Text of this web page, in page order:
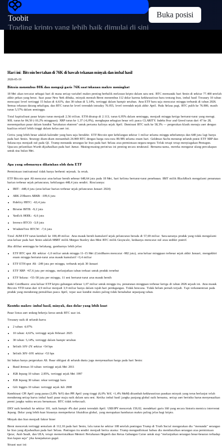
Toobit
Trading kripto yang lebih baik dimulai di sini
Buka posisi
Hari ini: Bitcoin bertahan di 76K di bawah tekanan minyak dan imbal hasil
2026-05-19
Bitcoin menembus 80K dan menguji garis 76K saat tekanan makro meningkat
18 Mei akan tercatat sebagai hari di mana setiap variabel makro penting berbalik melawan kripto dalam satu sesi. BTC memasuki hari Senin di sekitar 77.400 setelah
akhir pekan yang berat. Saat pasar New York dibuka, minyak mentah Brent menembus 112 dolar karena kekhawatiran baru tentang Iran, imbal hasil Treasury 10 tahun
mencapai level tertinggi 15 bulan di 4,61%, dan 30 tahun di 5,14%, tertinggi dalam hampir setahun. Arus ETF baru saja mencatat minggu terburuk di tahun 2026.
Semua tekanan datang sekaligus, dan BTC turun ke level terendah intraday 76.055, level terendah sejak akhir April. Pada Selasa pagi, BTC pulih ke 76.800, masih
turun 5,57% dalam seminggu.
Total kapitalisasi pasar kripto turun menjadi 2,56 triliun. ETH ditutup di 2.113, turun 6,95% dalam seminggu, menjadi minggu ketiga berturut-turut yang merugi.
SOL turun ke 84,50 (-10,2% mingguan). XRP turun ke 1,37 (-6,0%), menghapus sebagian besar reli pasca CLARITY. Indeks Fear and Greed turun dari 47 ke 28,
menempatkan pasar dalam kondisi "ketakutan ekstrem" untuk pertama kalinya sejak April. Dominasi BTC naik ke 58,3% — pergerakan klasik menuju aset dengan
kualitas relatif lebih tinggi dalam kelas aset ini.
Cerita yang lebih besar adalah kalender yang baru saja berakhir. ETF Bitcoin spot kehilangan sekitar 1 miliar selama minggu sebelumnya dan 648 juta lagi hanya
pada hari Senin. Strategy diam-diam menambah 24.869 BTC dengan harga rata-rata 80.985 selama enam hari. Goldman Sachs menutup seluruh posisi ETF XRP dan
Solana-nya menjadi nol pada Q1. Trump menunda serangan ke Iran pada hari Selasa atas permintaan negara-negara Teluk tetapi tetap menyiagakan Pentagon.
Upacara pelantikan Warsh dijadwalkan pada hari Jumat. Masing-masing peristiwa ini penting secara struktural. Bersama-sama, mereka mengatur ulang percakapan
untuk sisa bulan Mei.
Apa yang sebenarnya dikatakan oleh data ETF
Permintaan institusional tidak hanya berhenti sejenak. Ia retak.
ETF Bitcoin spot AS mencatat arus keluar bersih sebesar 648,64 juta pada 18 Mei, hari kelima berturut-turut penebusan. IBIT milik BlackRock mengalami penurunan
harian terbesar sejak peluncuran, kehilangan 448,4 juta sendiri. Rinciannya:
IBIT: -448,4 juta (arus keluar harian terbesar sejak peluncuran Januari 2024)
ARK 21Shares ARKB: -109,6 juta
Fidelity FBTC: -63,4 juta
Bitwise BITB: -9,2 juta
VanEck HODL: -6,6 juta
Invesco BTCO: -3,8 juta
WisdomTree BTCW: -7,6 juta
Total AUM ETF turun kembali ke 100,49 miliar. Arus masuk bersih kumulatif sejak peluncuran berada di 57,69 miliar. Satu-satunya produk yang tidak mengalami
arus keluar pada hari Senin adalah MSBT milik Morgan Stanley dan Mini BTC milik Grayscale, keduanya mencatat nol atau sedikit positif.
Jika dilihat seminggu ke belakang, gambarnya lebih jelas:
ETF BTC spot AS: sekitar -1,0 miliar untuk minggu 11–15 Mei (CoinShares mencatat -982 juta), arus keluar mingguan terbesar sejak akhir Januari, mengakhiri
enam minggu berturut-turut arus masuk kumulatif +3,4 miliar
ETF ETH spot AS: -249 juta per minggu, terburuk sejak 30 Januari
ETF XRP: +67,6 juta per minggu, melanjutkan tahun terkuat untuk produk tersebut
ETF Solana: +55–58 juta per minggu, 11 sesi berturut-turut arus masuk bersih
Judul CoinShares: arus keluar ETP kripto gabungan sebesar 1,07 miliar untuk minggu itu, penurunan mingguan terbesar ketiga di tahun 2026 sejauh ini. Arus masuk
Bitcoin YTD turun dari 4,9 miliar menjadi 3,9 miliar hanya dalam tujuh hari perdagangan. Tidak bencana. Tidak belum pernah terjadi. Tapi terkonsentrasi pada
produk yang mendorong pemulihan pasca April, tepat saat kondisi makro paling tidak bersahabat sepanjang tahun.
Konteks makro: imbal hasil, minyak, dan dolar yang lebih kuat
Pasar lintas aset sedang bekerja keras untuk BTC saat ini.
Treasury naik di seluruh kurva
2 tahun: 4,07%
10 tahun: 4,61%, tertinggi sejak Februari 2025
30 tahun: 5,14%, tertinggi dalam hampir setahun
Selisih 10Y–2Y: sekitar +54 bps
Selisih 30Y–10Y: sekitar +53 bps
Ini bukan hanya pergerakan AS. Pasar obligasi di seluruh dunia juga menyesuaikan harga pada hari Senin:
Bund Jerman 10 tahun: tertinggi sejak Mei 2011
JGB Jepang 10 tahun: 2,85%, tertinggi sejak Mei 1997
JGB Jepang 30 tahun: rekor tertinggi baru
Gilt Inggris 10 tahun: tertinggi sejak Juli 2008
Kombinasi CPI April yang panas (3,8% YoY) dan PPI April yang tinggi (6,0% YoY, +1,4% MoM) ditambah kekhawatiran pasokan minyak yang terus berlanjut telah
mendorong setiap kurva imbal hasil pasar maju naik dalam satu sesi. Ketika imbal hasil jangka panjang global naik bersama, setiap aset berisiko harus menyesuaikan
premi jangka waktu secara bersamaan. BTC tidak terkecuali.
DXY naik kembali ke sekitar 101, naik hampir 4% dari posisi terendah April. USD/JPY mencetak 159,02, mendekati garis 160 yang secara historis memicu intervensi
Jepang. Dolar yang lebih kuat biasanya memperketat likuiditas global, yang merupakan hambatan makro paling jelas bagi kripto.
Minyak dan Iran menjadi faktor biner
Brent mencetak tertinggi semalam di 112,10 pada hari Senin, lalu turun ke sekitar 108 setelah postingan Trump di Truth Social mengatakan dia “menunda” serangan
ke Iran yang dijadwalkan pada hari Selasa. Postingan itu sendiri menjadi berita utama: Trump mengonfirmasi bahwa dia membatalkan serangan atas permintaan
Qatar, Arab Saudi, dan UEA, tetapi memerintahkan Menteri Pertahanan Hegseth dan Ketua Gabungan Caine untuk siap “melanjutkan serangan besar-besaran terhadap
Iran kapan saja” jika kesepakatan gagal.
Situasi saat ini: